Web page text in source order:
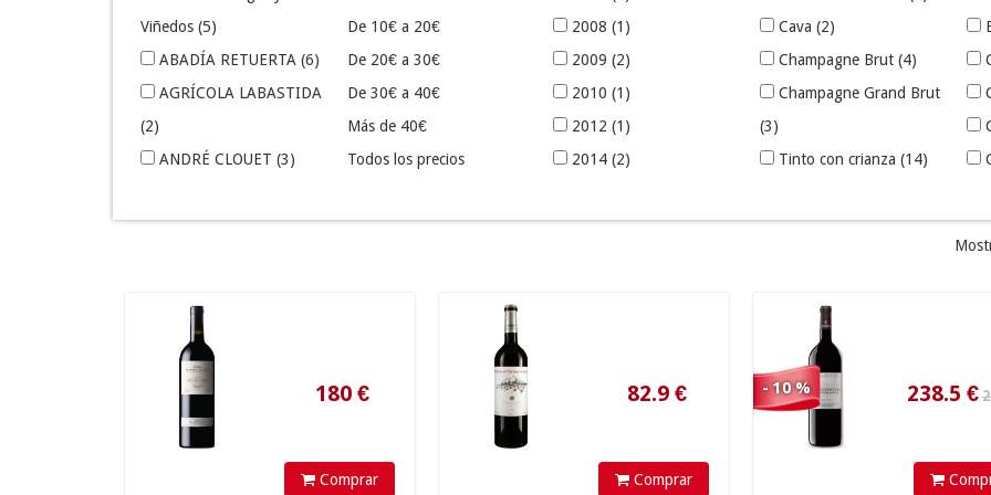
Viñedos (5)
ABADÍA RETUERTA (6)
AGRÍCOLA LABASTIDA
(2)
ANDRÉ CLOUET (3)
BARCOLOBO(1)
(2)
BODEGA CONTADOR
BODEGA ELÍAS MORA
BODEGA WALTRAUD (1)
De 10€ a 20€
De 20€ a 30€
De 30€ a 40€
Más de 40€
Todos los precios
2008 (1)
2009 (2)
2010 (1)
2012 (1)
2014 (2)
Cava (2)
Champagne Brut(4)
Champagne Grand Brut
(3)
Tinto con crianza (14)
Tinto gran reserva(3)
Comprar
Comprar
- 10 %
265.00 €